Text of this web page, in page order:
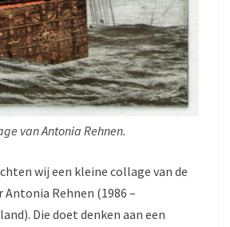
van Antonia Rehnen.
wij een kleine collage van de
Rehnen (1986 –
Die doet denken aan een